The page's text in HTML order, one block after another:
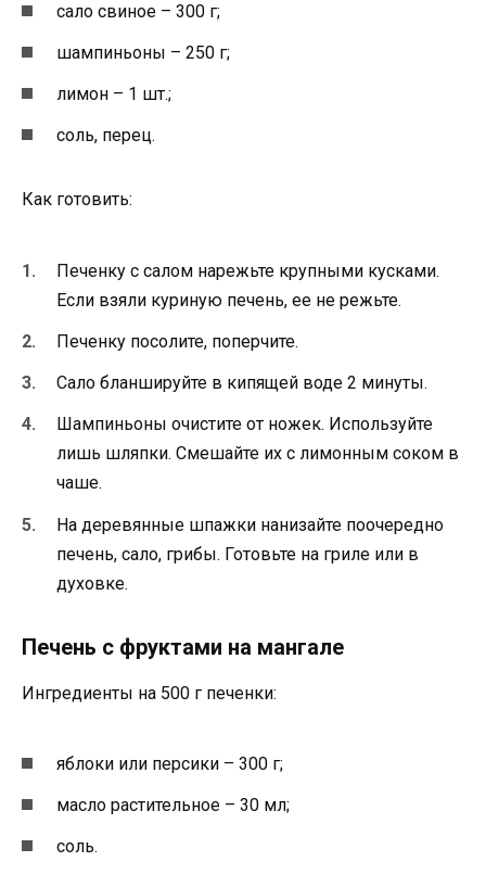
сало свиное – 300 г;
шампиньоны – 250 г;
лимон – 1 шт.;
соль, перец.
Как готовить:
Печенку с салом нарежьте крупными кусками.
Если взяли куриную печень, ее не режьте.
Печенку посолите, поперчите.
Сало бланшируйте в кипящей воде 2 минуты.
Шампиньоны очистите от ножек. Используйте
лишь шляпки. Смешайте их с лимонным соком в
чаше.
На деревянные шпажки нанизайте поочередно
печень, сало, грибы. Готовьте на гриле или в
духовке.
Печень с фруктами на мангале
Ингредиенты на 500 г печенки:
яблоки или персики – 300 г;
масло растительное – 30 мл;
соль.